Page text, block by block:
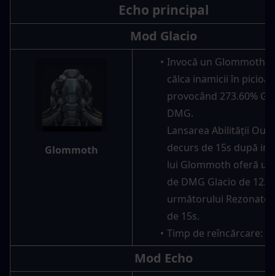
Echo principal
Mod Glacio
Glommoth
Invocă un Glommoth
călca inamicii în
provocând 273.60%
DMG.
Lansarea Abilității
decurs de 15s după
lui Glommoth oferă un
de DMG Glacio de
următorului
de 15s.
Timp de reîncărcare:
Mod Echo